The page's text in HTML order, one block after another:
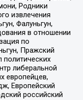
Родники
извлечения
Фалуньгун,
в отношении
по
Пражский
либеральной
европейцев,
Европейский
российский